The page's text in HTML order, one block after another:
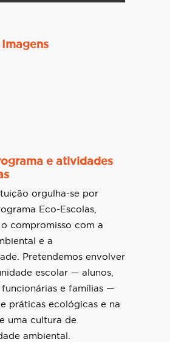
e atividades
orgulha-se por
Eco-Escolas,
compromisso com a
e a
Pretendemos envolver
escolar — alunos,
funcionárias e famílias —
práticas ecológicas e na
uma cultura de
ambiental.